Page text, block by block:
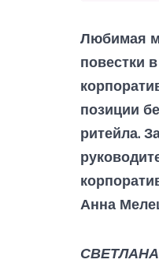
Любимая
повестки
позиции
ритейла.
Анна
СВЕТЛАНА